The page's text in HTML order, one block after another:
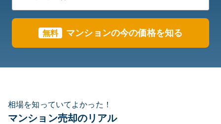
無料 マンションの今の価格を知る
相場を知っていてよかった！
マンション売却のリアル